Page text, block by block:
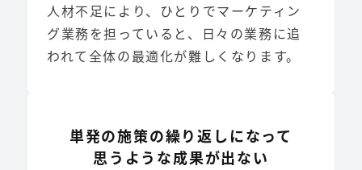
人材不足により、ひとりでマーケティン
グ業務を担っていると、日々の業務に追
われて全体の最適化が難しくなります。
単発の施策の繰り返しになって
思うような成果が出ない